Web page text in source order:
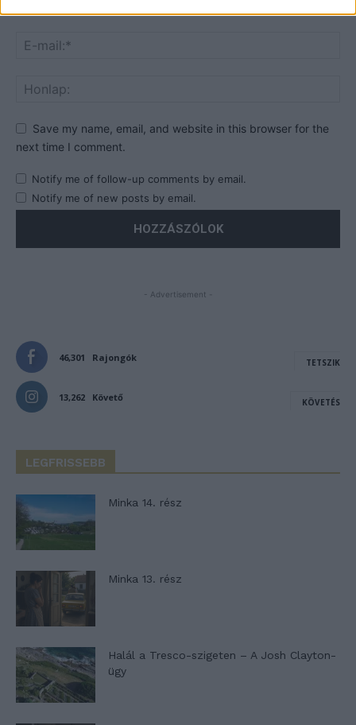
Save my name, email, and website in this browser for the
next time I comment.
Notify me of follow-up comments by email.
Notify me of new posts by email.
- Advertisement -
46,301 Rajongók TETSZIK
13,262 Követő KÖVETÉS
LEGFRISSEBB
Minka 14. rész
Minka 13. rész
Halál a Tresco-szigeten – A Josh Clayton-
ügy